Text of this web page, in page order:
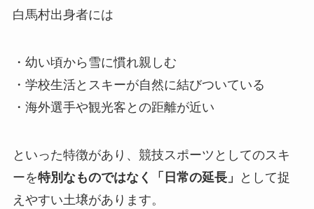
白馬村出身者には
・幼い頃から雪に慣れ親しむ
・学校生活とスキーが自然に結びついている
・海外選手や観光客との距離が近い
といった特徴があり、競技スポーツとしてのスキ
ーを特別なものではなく「日常の延長」
として捉
えやすい土壌があります。